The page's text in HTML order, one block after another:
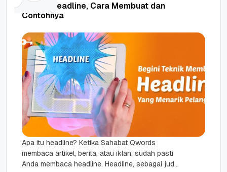
Apa Itu Headline, Cara Membuat dan
Contohnya
Apa itu headline? Ketika Sahabat Qwords
membaca artikel, berita, atau iklan, sudah pasti
Anda membaca headline. Headline, sebagai judul